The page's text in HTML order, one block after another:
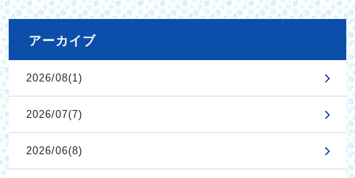
アーカイブ
2026/08(1)
2026/07(7)
2026/06(8)